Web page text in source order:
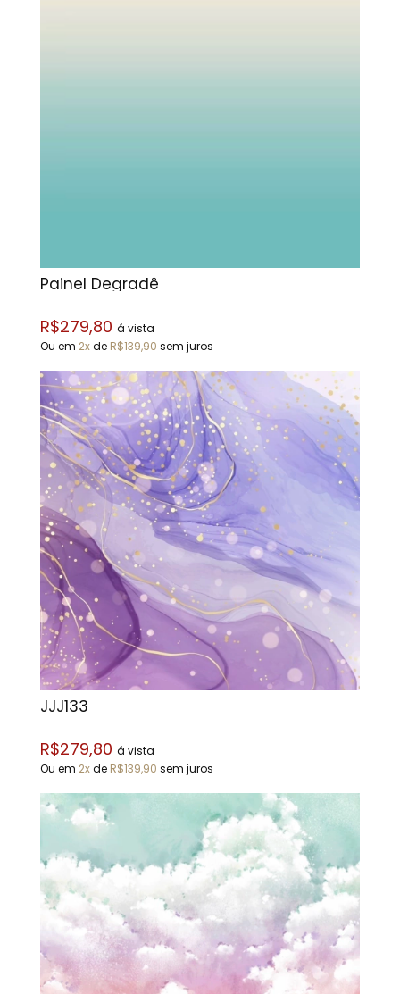
Painel Degradê
R$279,80 á vista
Ou em 2xde R$139,90 sem juros
JJJ133
R$279,80 á vista
Ou em 2xde R$139,90 sem juros